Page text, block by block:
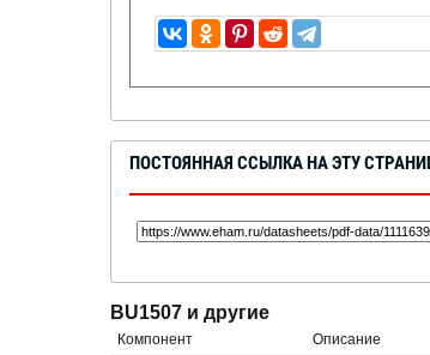
ПОСТОЯННАЯ ССЫЛКА НА ЭТУ
BU1507 и другие
Компонент Описание